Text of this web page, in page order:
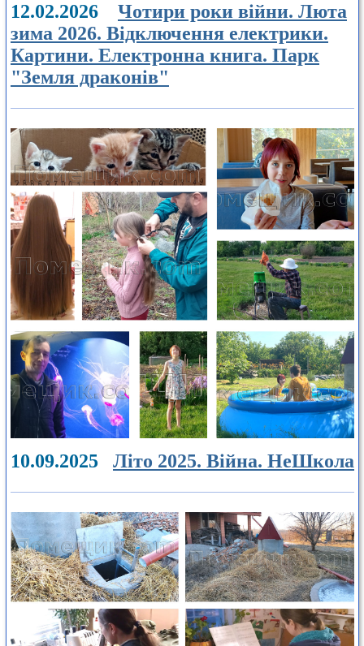
12.02.2026 Чотири роки війни. Люта
зима 2026. Відключення електрики.
Картини. Електронна книга. Парк
"Земля драконів"
10.09.2025 Літо 2025. Війна. НеШкола